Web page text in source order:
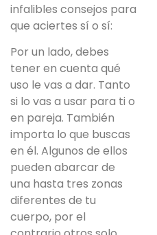
infalibles consejos para
que aciertes sí o sí:
Por un lado, debes
tener en cuenta qué
uso le vas a dar. Tanto
si lo vas a usar para ti o
en pareja. También
importa lo que buscas
en él. Algunos de ellos
pueden abarcar de
una hasta tres zonas
diferentes de tu
cuerpo, por el